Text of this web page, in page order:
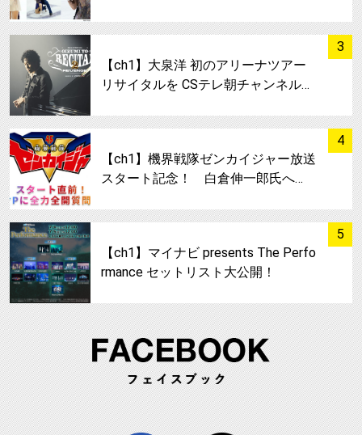
3
【ch1】大泉洋 初のアリーナツアー
リサイタルを CSテレ朝チャンネル…
4
サムネイル
【ch1】機界戦隊ゼンカイジャー放送
スタート記念！ 白倉伸一郎氏へ…
5
【ch1】マイナビ presents The Perfo
rmance セットリスト大公開！